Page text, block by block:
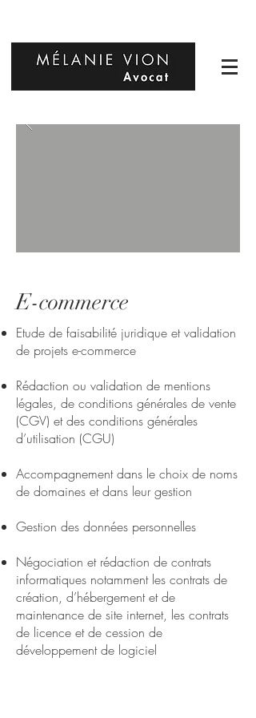
E-commerce
Etude de faisabilité juridique et validation
de projets e-commerce
Rédaction ou validation de mentions
légales, de conditions générales de vente
(CGV) et des conditions générales
d’utilisation (CGU)
Accompagnement dans le choix de noms
de domaines et dans leur gestion
Gestion des données personnelles
Négociation et rédaction de contrats
informatiques notamment les contrats de
création, d’hébergement et de
maintenance de site internet, les contrats
de licence et de cession de
développement de logiciel